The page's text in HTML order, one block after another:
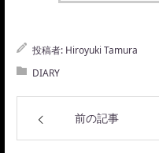
投稿者: Hiroyuki Tamura
DIARY
前の記事